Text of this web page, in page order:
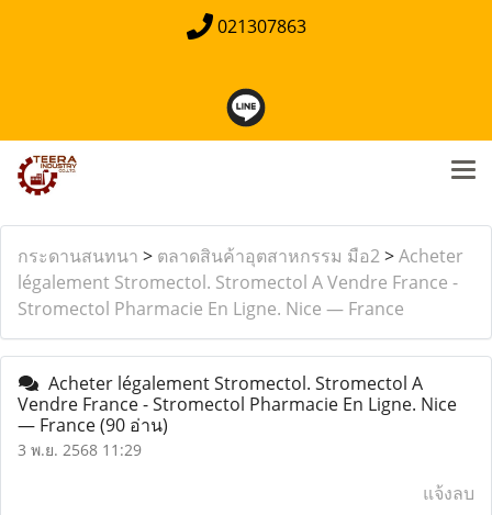
021307863
กระดานสนทนา > ตลาดสินค้าอุตสาหกรรม มือ2>Acheter
légalement Stromectol. Stromectol A Vendre France -
Stromectol Pharmacie En Ligne. Nice — France
Acheter légalement Stromectol. Stromectol A
Vendre France - Stromectol Pharmacie En Ligne. Nice
— France(90 อ่าน)
3 พ.ย. 2568 11:29
แจ้งลบ